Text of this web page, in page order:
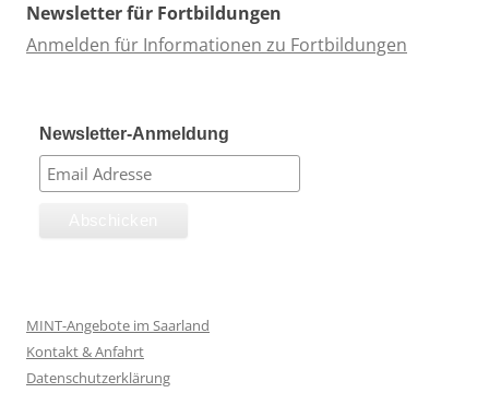
Newsletter für Fortbildungen
Anmelden für Informationen zu Fortbildungen
Newsletter-Anmeldung
MINT-Angebote im Saarland
Kontakt & Anfahrt
Datenschutzerklärung